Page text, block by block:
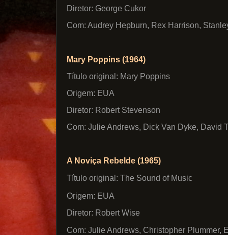
Diretor: George Cukor
Com: Audrey Hepburn, Rex Harrison,
Mary Poppins (1964)
Título original: Mary Poppins
Origem: EUA
Diretor: Robert Stevenson
Com: Julie Andrews, Dick Van Dyke, David
A Noviça Rebelde (1965)
Título original: The Sound of Music
Origem: EUA
Diretor: Robert Wise
Com: Julie Andrews, Christopher Plummer,